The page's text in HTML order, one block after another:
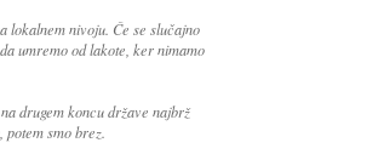
lokalnem nivoju. Če se slučajno
umremo od lakote, ker nimamo
drugem koncu države najbrž
smo brez.